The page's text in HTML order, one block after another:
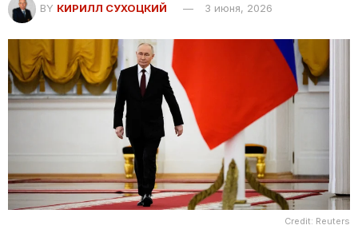
BY КИРИЛЛ СУХОЦКИЙ 3 июня, 2026
Credit: Reuters